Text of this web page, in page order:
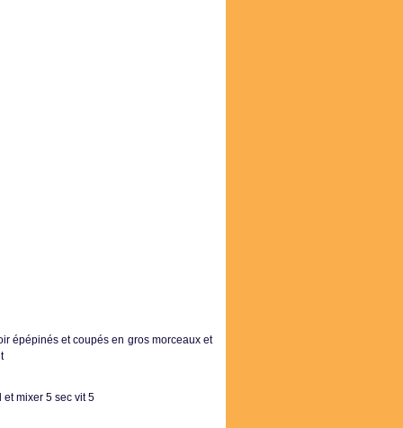
épépinés et coupés en gros morceaux et
mixer 5 sec vit 5